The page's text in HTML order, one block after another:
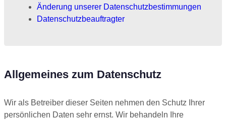
Änderung unserer Datenschutzbestimmungen
Datenschutzbeauftragter
Allgemeines zum Datenschutz
Wir als Betreiber dieser Seiten nehmen den Schutz Ihrer
persönlichen Daten sehr ernst. Wir behandeln Ihre